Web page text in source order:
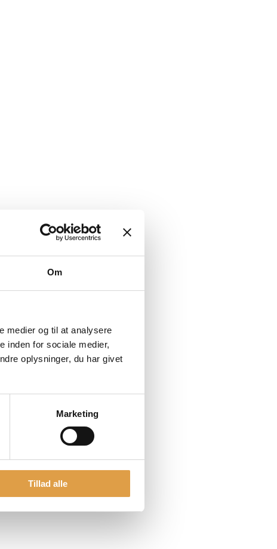
Om
medier og til at analysere
inden for sociale medier,
oplysninger, du har givet
Marketing
Tillad alle